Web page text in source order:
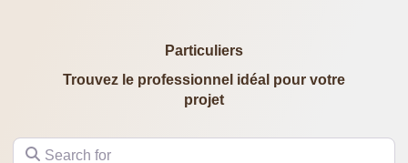
Particuliers
Trouvez le professionnel idéal pour votre
projet
Search for